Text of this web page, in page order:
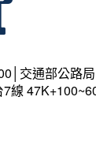
交通部公路局
線